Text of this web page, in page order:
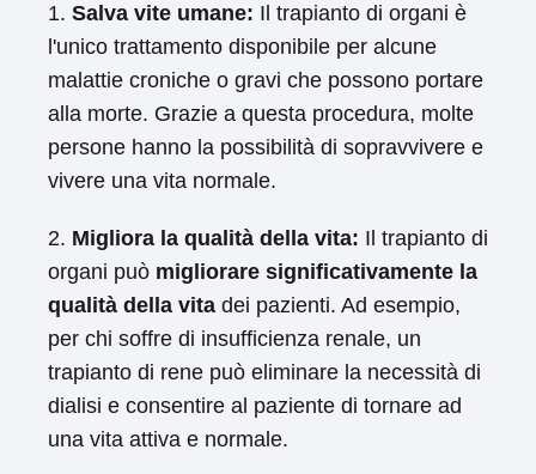
1. Salva vite umane: Il trapianto di organi è
l'unico trattamento disponibile per alcune
malattie croniche o gravi che possono portare
alla morte. Grazie a questa procedura, molte
persone hanno la possibilità di sopravvivere e
vivere una vita normale.
2. Migliora la qualità della vita: Il trapianto di
organi può migliorare significativamente la
qualità della vita dei pazienti. Ad esempio,
per chi soffre di insufficienza renale, un
trapianto di rene può eliminare la necessità di
dialisi e consentire al paziente di tornare ad
una vita attiva e normale.